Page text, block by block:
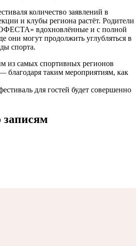
количество заявлений в
и клубы региона растёт. Родители
вдохновлённые и с полной
они могут продолжить углубляться в
спорта.
из самых спортивных регионов
таким мероприятиям, как
для гостей будет совершенно